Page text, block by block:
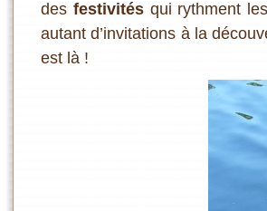
des festivitésqui rythment
autant d’invitations à la
est là !